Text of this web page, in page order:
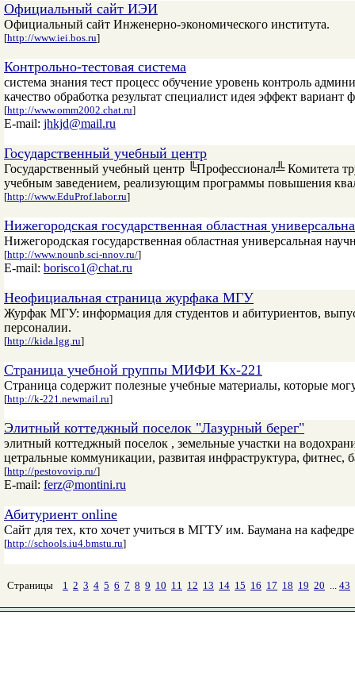
Официальный сайт ИЭИ
Официальный сайт Инженерно-экономического института.
[http://www.iei.bos.ru]
Контрольно-тестовая система
система знания тест процесс обучение уровень контроль
качество обработка результат специалист идея эффект
[http://www.omm2002.chat.ru]
E-mail: jhkjd@mail.ru
Государственный учебный центр
Государственный учебный центр ╚Профессионал╩ Комитета
учебным заведением, реализующим программы повышения
[http://www.EduProf.labor.ru]
Нижегородская государственная областная
Нижегородская государственная областная универсальная
[http://www.nounb.sci-nnov.ru/]
E-mail: borisco1@chat.ru
Неофициальная страница журфака МГУ
Журфак МГУ: информация для студентов и абитуриентов,
персоналии.
[http://kida.lgg.ru]
Страница учебной группы МИФИ Кх-221
Страница содержит полезные учебные материалы, которые
[http://k-221.newmail.ru]
Элитный коттеджный поселок "Лазурный берег"
элитный коттеджный поселок , земельные участки на
цетральные коммуникации, развитая инфраструктура, фитнес,
[http://pestovovip.ru/]
E-mail: ferz@montini.ru
Абитуриент online
Сайт для тех, кто хочет учиться в МГТУ им. Баумана на
[http://schools.iu4.bmstu.ru]
Страницы 1 2 3 4 5 6 7 8 9 10 11 12 13 14 15 16 17 18 19 20 ... 43